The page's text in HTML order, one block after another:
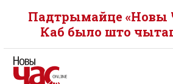
Падтрымайце «Новы
Каб было што